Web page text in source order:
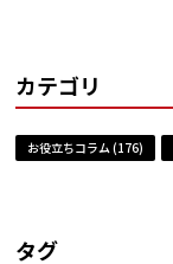
カテゴリ
お役立ちコラム (176)
タグ